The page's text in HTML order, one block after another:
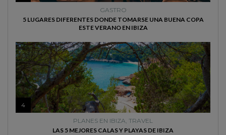
GASTRO
5 LUGARES DIFERENTES DONDE TOMARSE UNA BUENA COPA
ESTE VERANO EN IBIZA
4
PLANES EN IBIZA, TRAVEL
LAS 5 MEJORES CALAS Y PLAYAS DE IBIZA